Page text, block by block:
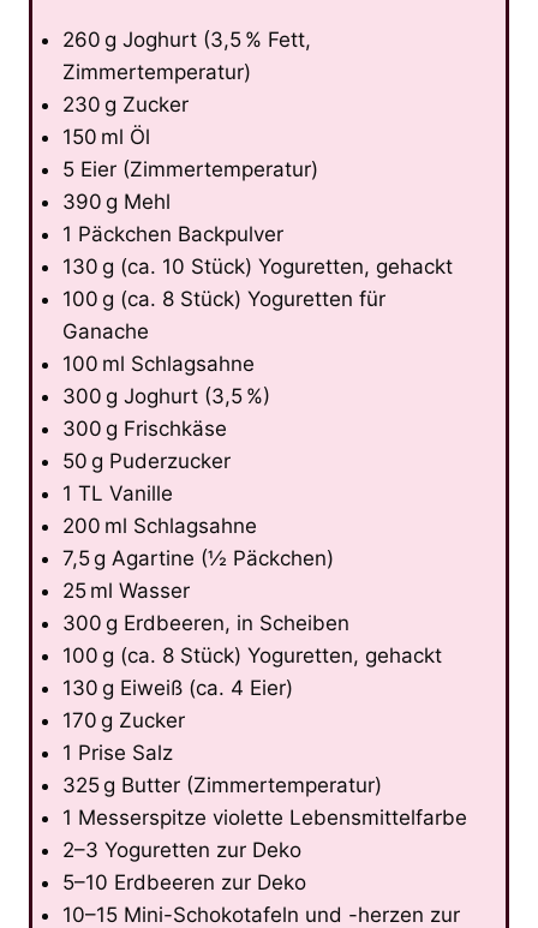
260 g Joghurt (3,5 % Fett,
Zimmertemperatur)
230 g Zucker
150 ml Öl
5 Eier (Zimmertemperatur)
390 g Mehl
1 Päckchen Backpulver
130 g (ca. 10 Stück) Yoguretten, gehackt
100 g (ca. 8 Stück) Yoguretten für
Ganache
100 ml Schlagsahne
300 g Joghurt (3,5 %)
300 g Frischkäse
50 g Puderzucker
1 TL Vanille
200 ml Schlagsahne
7,5 g Agartine (½ Päckchen)
25 ml Wasser
300 g Erdbeeren, in Scheiben
100 g (ca. 8 Stück) Yoguretten, gehackt
130 g Eiweiß (ca. 4 Eier)
170 g Zucker
1 Prise Salz
325 g Butter (Zimmertemperatur)
1 Messerspitze violette Lebensmittelfarbe
2–3 Yoguretten zur Deko
5–10 Erdbeeren zur Deko
10–15 Mini-Schokotafeln und -herzen zur